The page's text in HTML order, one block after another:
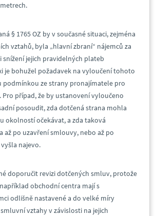
§ 1765 OZ by v současné situaci, zejména
vztahů, byla „hlavní zbraní“ nájemců za
snížení jejich pravidelných plateb
je bohužel požadavek na vyloučení tohoto
podmínkou ze strany pronajímatele pro
případ, že by ustanovení vyloučeno
posoudit, zda dotčená strana mohla
okolností očekávat, a zda taková
až po uzavření smlouvy, nebo až po
najevo.
doporučit revizi dotčených smluv, protože
obchodní centra mají s
odlišně nastavené a do velké míry
vztahy v závislosti na jejich